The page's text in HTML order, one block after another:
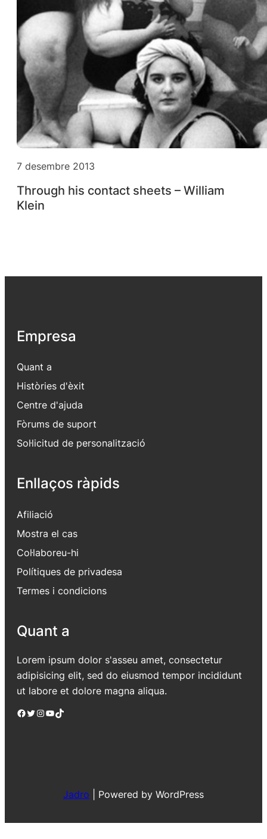
7 desembre 2013
Through his contact sheets – William
Klein
Empresa
Quant a
Històries d'èxit
Centre d'ajuda
Fòrums de suport
Sol·licitud de personalització
Enllaços ràpids
Afiliació
Mostra el cas
Col·laboreu-hi
Polítiques de privadesa
Termes i condicions
Quant a
Lorem ipsum dolor s'asseu amet, consectetur
adipisicing elit, sed do eiusmod tempor incididunt
ut labore et dolore magna aliqua.
Facebook Twitter Instagram YouTube TikTok
Jadro Powered by WordPress